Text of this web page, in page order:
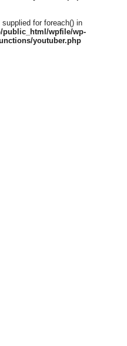
for foreach() in
wpfile/wp-
youtuber.php